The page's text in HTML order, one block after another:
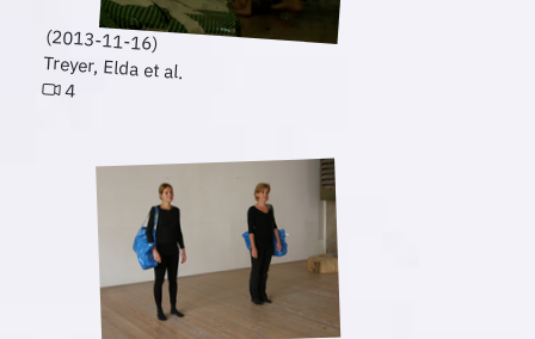
(2013-11-16)
Treyer, Elda et al.
4